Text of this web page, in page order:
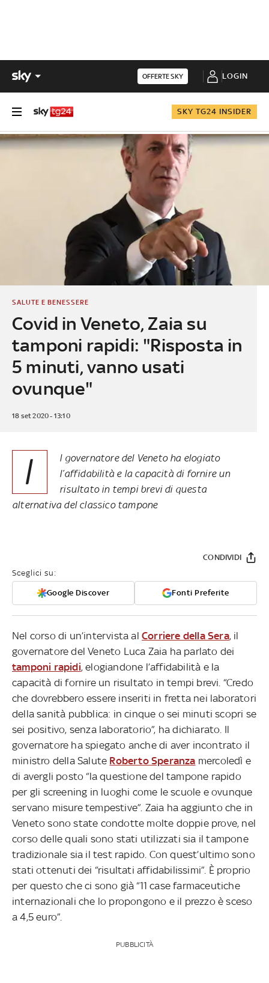
OFFERTE SKY LOGIN
SKY TG24 INSIDER
Covid in Veneto, Zaia su
tamponi rapidi: "Risposta in
5 minuti, vanno usati
ovunque"
SALUTE E BENESSERE
18 set 2020 - 13:10
I
l governatore del Veneto ha elogiato
l’affidabilità e la capacità di fornire un
risultato in tempi brevi di questa
alternativa del classico tampone
Sceglici su:
Google Discover Fonti Preferite
CONDIVIDI
Nel corso di un’intervista al Corriere della Sera, il
governatore del Veneto Luca Zaia ha parlato dei
tamponi rapidi, elogiandone l’affidabilità e la
capacità di fornire un risultato in tempi brevi. “Credo
che dovrebbero essere inseriti in fretta nei laboratori
della sanità pubblica: in cinque o sei minuti scopri se
sei positivo, senza laboratorio”, ha dichiarato. Il
governatore ha spiegato anche di aver incontrato il
ministro della Salute Roberto Speranza mercoledì e
di avergli posto “la questione del tampone rapido
per gli screening in luoghi come le scuole e ovunque
servano misure tempestive”. Zaia ha aggiunto che in
Veneto sono state condotte molte doppie prove, nel
corso delle quali sono stati utilizzati sia il tampone
tradizionale sia il test rapido. Con quest’ultimo sono
stati ottenuti dei “risultati affidabilissimi”. È proprio
per questo che ci sono già “11 case farmaceutiche
internazionali che lo propongono e il prezzo è sceso
a 4,5 euro”.
PUBBLICITÀ